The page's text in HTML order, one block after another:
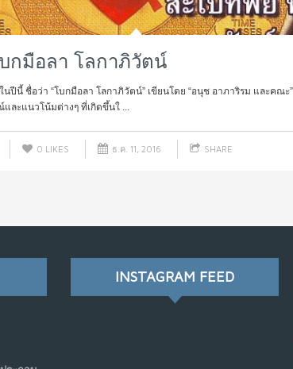
กมือลา โลกาภิวัตน์
ปีนี้ ชื่อว่า “โบกมือลา โลกาภิวัตน์” เขียนโดย “อนุช อาภาริรม และคณะ
ละแนวโน้มต่างๆ ที่เกิดขึ้นใ ...
0 LIKES ธ.ค. 11, 2016 SHARE
INSTAGRAM FEED